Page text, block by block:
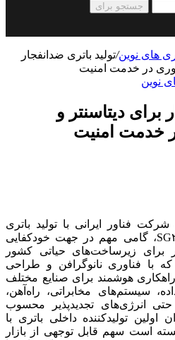
جستجو برای
های نوین/تولید باتری ضدانفجار
در خدمت امنیت
نوین
برای دیتاسنتر و
خدمت امنیت
فناور ایرانی با تولید باتری
سرب-اسید گرافنی مدل SG۲PT، گامی مهم در جهت خودکفایی
برای زیرساخت‌های حیاتی کشور
با فناوری نانوگرافن و طراحی
هوشمند برای صنایع مختلف
سیستم‌های مخابراتی، راه‌آهن،
انرژی‌های تجدیدپذیر محسوب
تولیدکننده داخلی باتری با
است سهم قابل توجهی از بازار